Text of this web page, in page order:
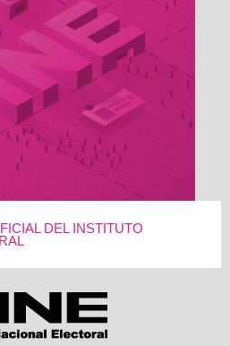
DEL INSTITUTO